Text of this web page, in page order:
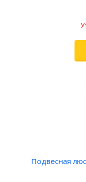
Подвесная